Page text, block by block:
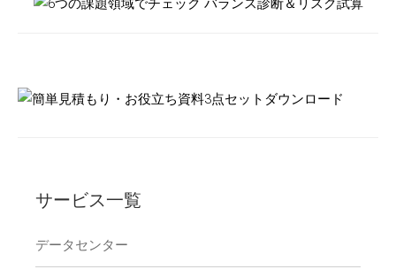
サービス一覧
データセンター